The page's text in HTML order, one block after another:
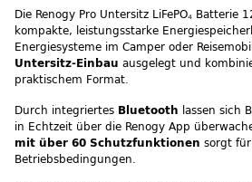
Die Renogy Pro Untersitz LiFePO₄ Batterie
kompakte, leistungsstarke
Energiesysteme im Camper oder
Untersitz-Einbau ausgelegt und
praktischem Format.
Durch integriertes Bluetooth lassen sich
in Echtzeit über die Renogy App
mit über 60 Schutzfunktionen sorgt
Betriebsbedingungen.